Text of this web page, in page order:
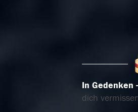
In Gedenken
dich